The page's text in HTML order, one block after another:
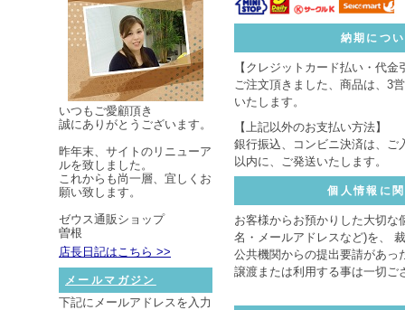
いつもご愛顧頂き
誠にありがとうございます。
昨年末、サイトのリニューア
ルを致しました。
これからも尚一層、宜しくお
願い致します。
ゼウス通販ショップ
曽根
店長日記はこちら >>
メールマガジン
下記にメールアドレスを入力
納期につ
【クレジットカード払い・代金
ご注文頂きました、商品は、3
いたします。
【上記以外のお支払い方法】
銀行振込、コンビニ決済は、ご
以内に、ご発送いたします。
個人情報に
お客様からお預かりした大切な
名・メールアドレスなど)を、
公共機関からの提出要請があっ
譲渡または利用する事は一切ご